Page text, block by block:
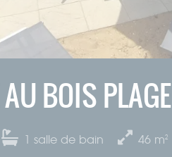
BOIS PLAGE
1 salle de bain 46 m²